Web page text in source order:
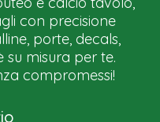
con precisione
porte, decals,
su misura per te.
compromessi!